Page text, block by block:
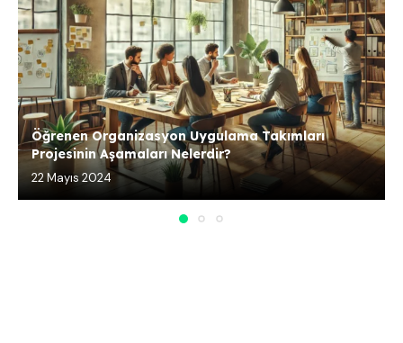
Öğrenen Organizasyon Uygulama Takımları
Projesinin Aşamaları Nelerdir?
22 Mayıs 2024